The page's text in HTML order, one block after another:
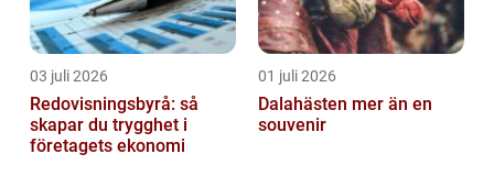
03 juli 2026
Redovisningsbyrå: så
skapar du trygghet i
företagets ekonomi
01 juli 2026
Dalahästen mer än en
souvenir